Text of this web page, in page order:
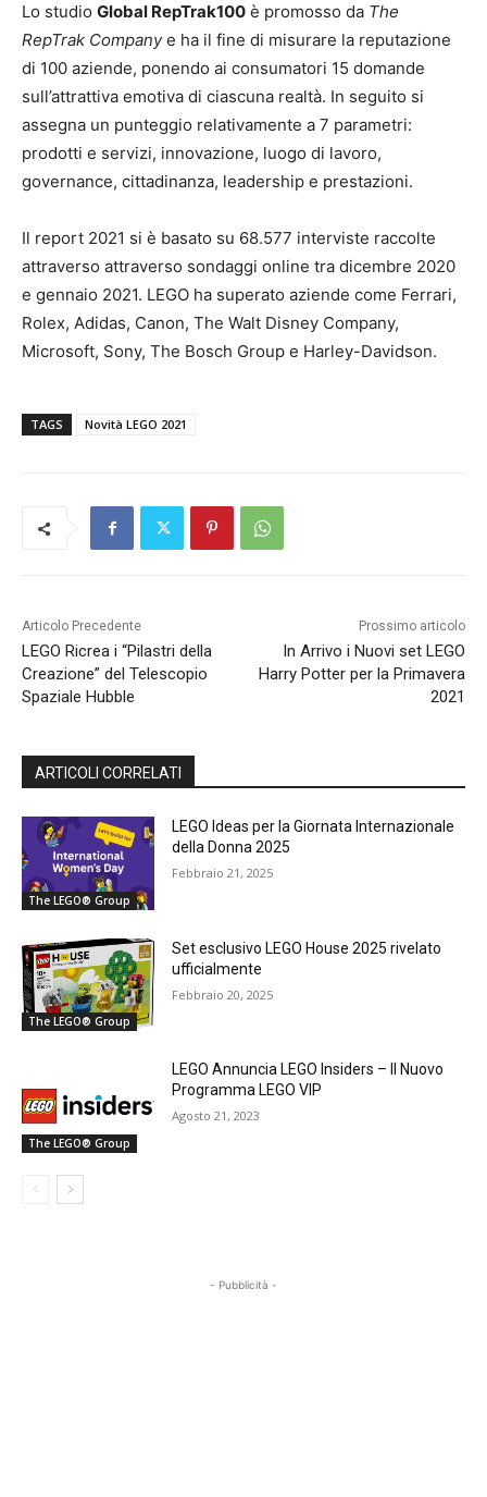
Lo studio Global RepTrak100 è promosso da The
RepTrak Companye ha il fine di misurare la reputazione
di 100 aziende, ponendo ai consumatori 15 domande
sull’attrattiva emotiva di ciascuna realtà. In seguito si
assegna un punteggio relativamente a 7 parametri:
prodotti e servizi, innovazione, luogo di lavoro,
governance, cittadinanza, leadership e prestazioni.
Il report 2021 si è basato su 68.577 interviste raccolte
attraverso attraverso sondaggi online tra dicembre 2020
e gennaio 2021. LEGO ha superato aziende come Ferrari,
Rolex, Adidas, Canon, The Walt Disney Company,
Microsoft, Sony, The Bosch Group e Harley-Davidson.
TAGS Novità LEGO 2021
Articolo Precedente
LEGO Ricrea i “Pilastri della
Creazione” del Telescopio
Spaziale Hubble
Prossimo articolo
In Arrivo i Nuovi set LEGO
Harry Potter per la Primavera
2021
ARTICOLI CORRELATI
The LEGO® Group
LEGO Ideas per la Giornata Internazionale
della Donna 2025
Febbraio 21, 2025
The LEGO® Group
Set esclusivo LEGO House 2025 rivelato
ufficialmente
Febbraio 20, 2025
The LEGO® Group
LEGO Annuncia LEGO Insiders – Il Nuovo
Programma LEGO VIP
Agosto 21, 2023
- Pubblicità -